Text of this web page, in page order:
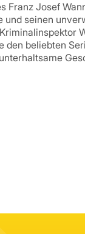
Franz Josef
und seinen
den beliebten